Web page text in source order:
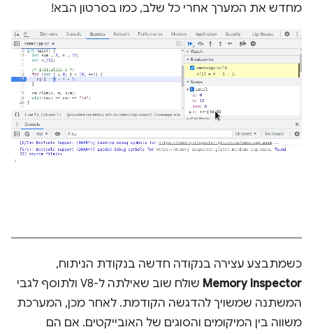
מחדש את המערך אחרי כל שלב, כמו בסרטון הבא!
כשמתבצע עצירה בנקודה חדשה בנקודת הניתוח,
Memory Inspector
שולח שוב שאילתה ל-V8 ולתוסף לגבי
המשתנה שמשויך להדגשה הקודמת. לאחר מכן, המערכת
משווה בין המיקומים והסוגים של האובייקטים. אם הם